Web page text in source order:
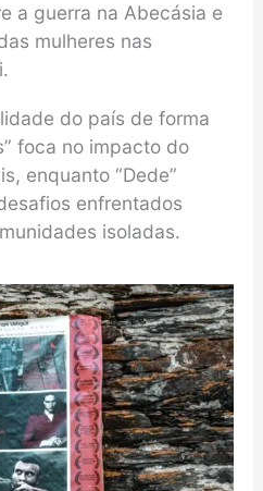
a guerra na Abecásia e
mulheres nas
do país de forma
foca no impacto do
enquanto “Dede”
enfrentados
isoladas.